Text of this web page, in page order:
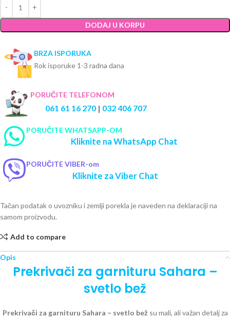
DODAJ U KORPU
BRZA ISPORUKA
Rok isporuke 1-3 radna dana
PORUČITE TELEFONOM
061 61 16 270 | 032 406 707
PORUČITE WHATSAPP-OM
Kliknite na WhatsApp Chat
PORUČITE VIBER-om
Kliknite za Viber Chat
Tačan podatak o uvozniku i zemlji porekla je naveden na deklaraciji na
samom proizvodu.
Add to compare
Opis
Prekrivači za garnituru Sahara –
svetlo bež
Prekrivači za garnituru Sahara – svetlo bež su mali, ali važan detalj za